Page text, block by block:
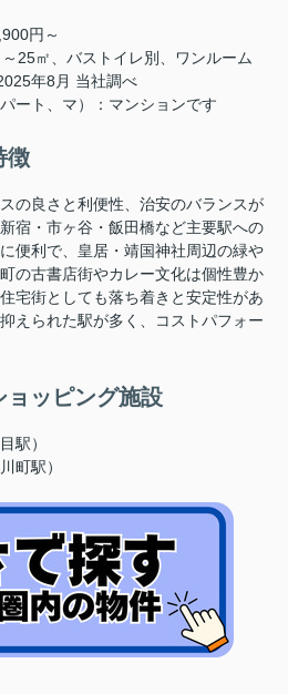
円～
25㎡、バストイレ別、ワンルーム
年8月 当社調べ
ート、マ）：マンションです
徴
の良さと利便性、治安のバランスが
宿・市ヶ谷・飯田橋など主要駅への
便利で、皇居・靖国神社周辺の緑や
の古書店街やカレー文化は個性豊か
宅街としても落ち着きと安定性があ
えられた駅が多く、コストパフォー
ョッピング施設
駅）
町駅）